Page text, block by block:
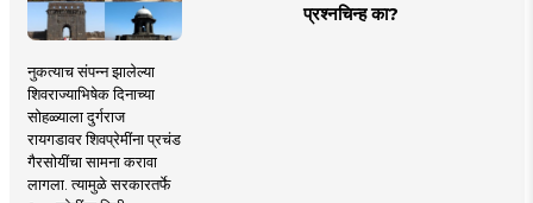
प्रश्नचिन्ह का?
नुकत्याच संपन्न झालेल्या
शिवराज्याभिषेक दिनाच्या
सोहळ्याला दुर्गराज
रायगडावर शिवप्रेमींना प्रचंड
गैरसोयींचा सामना करावा
लागला. त्यामुळे सरकारतर्फे